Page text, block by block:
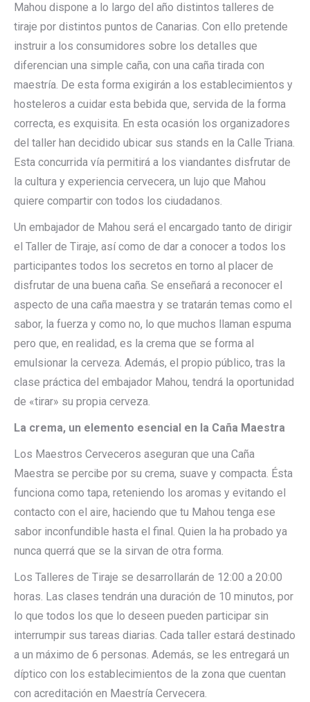
Mahou dispone a lo largo del año distintos talleres de
tiraje por distintos puntos de Canarias. Con ello pretende
instruir a los consumidores sobre los detalles que
diferencian una simple caña, con una caña tirada con
maestría. De esta forma exigirán a los establecimientos y
hosteleros a cuidar esta bebida que, servida de la forma
correcta, es exquisita. En esta ocasión los organizadores
del taller han decidido ubicar sus stands en la Calle Triana.
Esta concurrida vía permitirá a los viandantes disfrutar de
la cultura y experiencia cervecera, un lujo que Mahou
quiere compartir con todos los ciudadanos.
Un embajador de Mahou será el encargado tanto de dirigir
el Taller de Tiraje, así como de dar a conocer a todos los
participantes todos los secretos en torno al placer de
disfrutar de una buena caña. Se enseñará a reconocer el
aspecto de una caña maestra y se tratarán temas como el
sabor, la fuerza y como no, lo que muchos llaman espuma
pero que, en realidad, es la crema que se forma al
emulsionar la cerveza. Además, el propio público, tras la
clase práctica del embajador Mahou, tendrá la oportunidad
de «tirar» su propia cerveza.
La crema, un elemento esencial en la Caña Maestra
Los Maestros Cerveceros aseguran que una Caña
Maestra se percibe por su crema, suave y compacta. Ésta
funciona como tapa, reteniendo los aromas y evitando el
contacto con el aire, haciendo que tu Mahou tenga ese
sabor inconfundible hasta el final. Quien la ha probado ya
nunca querrá que se la sirvan de otra forma.
Los Talleres de Tiraje se desarrollarán de 12:00 a 20:00
horas. Las clases tendrán una duración de 10 minutos, por
lo que todos los que lo deseen pueden participar sin
interrumpir sus tareas diarias. Cada taller estará destinado
a un máximo de 6 personas. Además, se les entregará un
díptico con los establecimientos de la zona que cuentan
con acreditación en Maestría Cervecera.